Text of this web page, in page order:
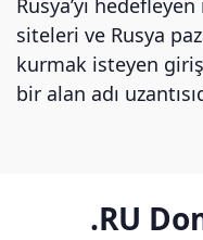
Rusya’yı
siteleri ve Rusya
kurmak isteyen
bir alan adı
.RU